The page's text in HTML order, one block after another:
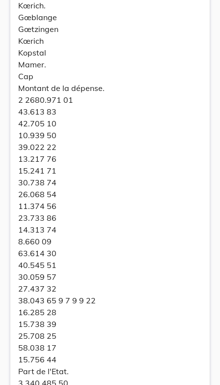
Kœrich.
Gœblange
Gœtzingen
Kœrich
Kopstal
Mamer.
Cap
Montant de la dépense.
2 2680.971 01
43.613 83
42.705 10
10.939 50
39.022 22
13.217 76
15.241 71
30.738 74
26.068 54
11.374 56
23.733 86
14.313 74
8.660 09
63.614 30
40.545 51
30.059 57
27.437 32
38.043 65 9 7 9 9 22
16.285 28
15.738 39
25.708 25
58.038 17
15.756 44
Part de l'Etat.
3 340.485 50